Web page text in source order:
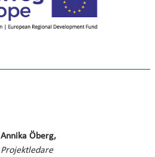
Annika Öberg,
Projektledare